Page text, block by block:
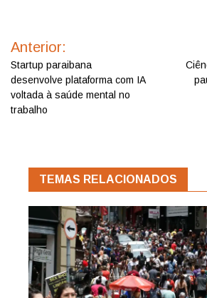
de
Anterior:
Startup paraibana
desenvolve plataforma com IA
voltada à saúde mental no
trabalho
TEMAS RELACIONADOS